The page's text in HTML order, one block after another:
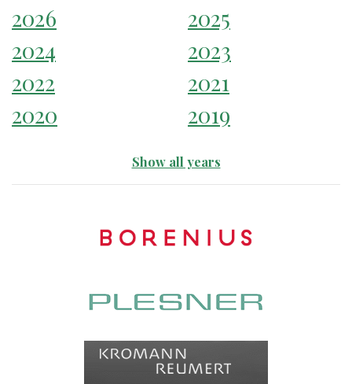
2026
2025
2024
2023
2022
2021
2020
2019
Show all years